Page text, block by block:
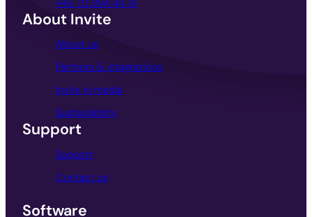
About Invite
About us
Partners & integrations
Invite in media
Sustainability
Support
Support
Contact us
Software